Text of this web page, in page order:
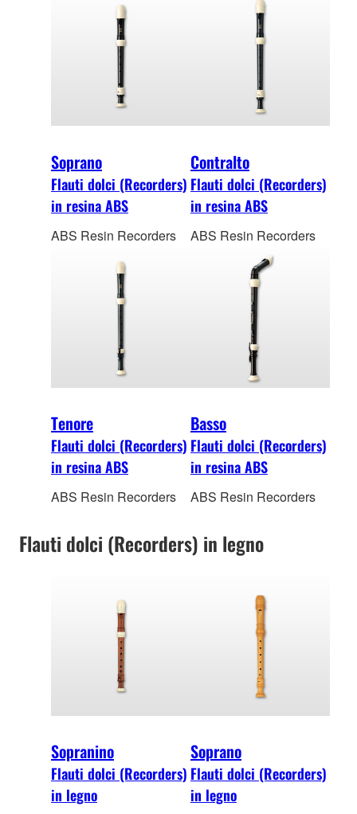
Soprano
Flauti dolci (Recorders)
in resina ABS
ABS Resin Recorders
Contralto
Flauti dolci (Recorders)
in resina ABS
ABS Resin Recorders
Tenore
Flauti dolci (Recorders)
in resina ABS
ABS Resin Recorders
Basso
Flauti dolci (Recorders)
in resina ABS
ABS Resin Recorders
Flauti dolci (Recorders) in legno
Sopranino
Flauti dolci (Recorders)
in legno
Soprano
Flauti dolci (Recorders)
in legno